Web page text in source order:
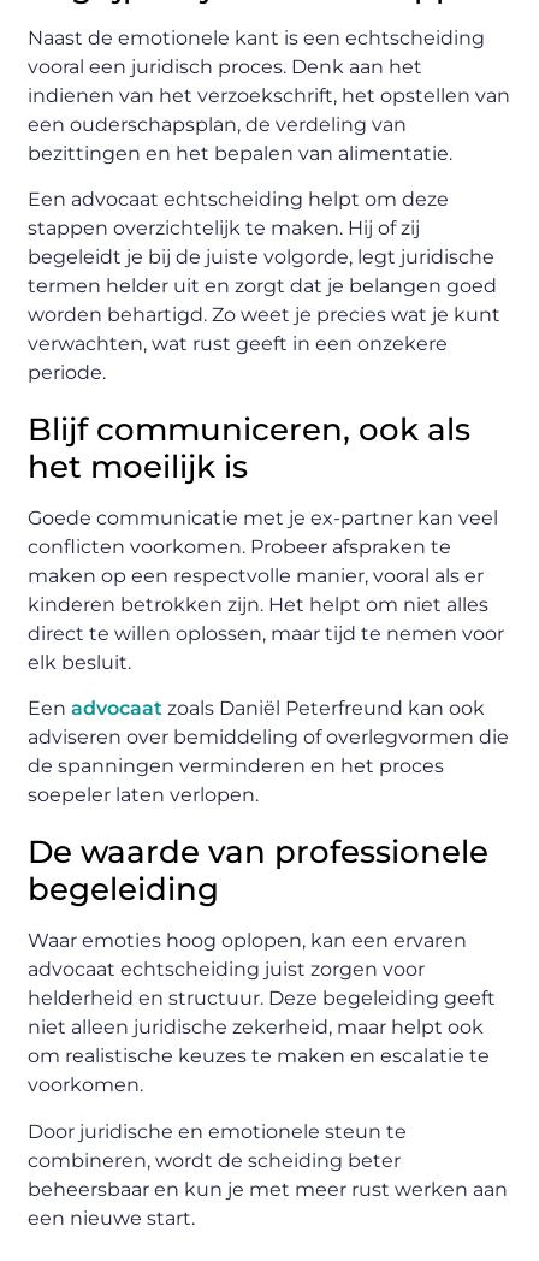
Naast de emotionele kant is een echtscheiding
vooral een juridisch proces. Denk aan het
indienen van het verzoekschrift, het opstellen van
een ouderschapsplan, de verdeling van
bezittingen en het bepalen van alimentatie.
Een advocaat echtscheiding helpt om deze
stappen overzichtelijk te maken. Hij of zij
begeleidt je bij de juiste volgorde, legt juridische
termen helder uit en zorgt dat je belangen goed
worden behartigd. Zo weet je precies wat je kunt
verwachten, wat rust geeft in een onzekere
periode.
Blijf communiceren, ook als
het moeilijk is
Goede communicatie met je ex-partner kan veel
conflicten voorkomen. Probeer afspraken te
maken op een respectvolle manier, vooral als er
kinderen betrokken zijn. Het helpt om niet alles
direct te willen oplossen, maar tijd te nemen voor
elk besluit.
Eenadvocaat zoals Daniël Peterfreund kan ook
adviseren over bemiddeling of overlegvormen die
de spanningen verminderen en het proces
soepeler laten verlopen.
De waarde van professionele
begeleiding
Waar emoties hoog oplopen, kan een ervaren
advocaat echtscheiding juist zorgen voor
helderheid en structuur. Deze begeleiding geeft
niet alleen juridische zekerheid, maar helpt ook
om realistische keuzes te maken en escalatie te
voorkomen.
Door juridische en emotionele steun te
combineren, wordt de scheiding beter
beheersbaar en kun je met meer rust werken aan
een nieuwe start.